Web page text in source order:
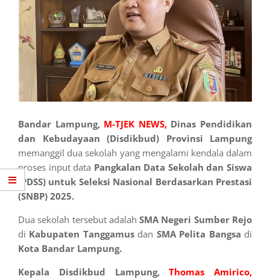
Bandar Lampung, M-TJEK NEWS, Dinas Pendidikan
dan Kebudayaan (Disdikbud) Provinsi Lampung
memanggil dua sekolah yang mengalami kendala dalam
proses input data Pangkalan Data Sekolah dan Siswa
(PDSS) untuk Seleksi Nasional Berdasarkan Prestasi
(SNBP) 2025.
Dua sekolah tersebut adalahSMA Negeri Sumber Rejo
di Kabupaten Tanggamusdan SMA Pelita Bangsa di
Kota Bandar Lampung.
Kepala Disdikbud Lampung,Thomas Amirico,